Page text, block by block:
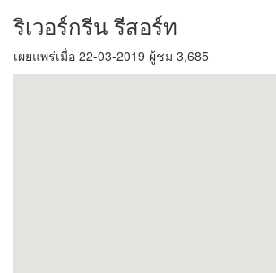
ริเวอร์กรีน รีสอร์ท
เผยแพร่เมื่อ 22-03-2019 ผู้ชม 3,685